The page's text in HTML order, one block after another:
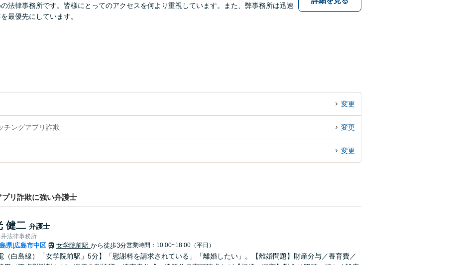
法律事務所です。皆様にとってのアクセスを何より重視しています。また、弊事務所は迅速
最優先にしています。
変更
チングアプリ詐欺 変更
変更
リ詐欺に強い弁護士
健二 弁護士
法律事務所
県| 広島市中区 女学院前駅 から徒歩3分営業時間：10:00~18:00（平日）
（白島線）「女学院前駅」5分】「慰謝料を請求されている」「離婚したい」。【離婚問題】財産分与／養育費／